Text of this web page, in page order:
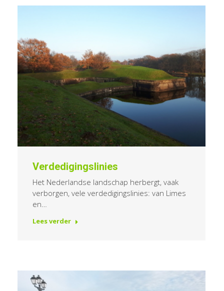
Verdedigingslinies
Het Nederlandse landschap herbergt, vaak
verborgen, vele verdedigingslinies: van Limes
en…
Lees verder